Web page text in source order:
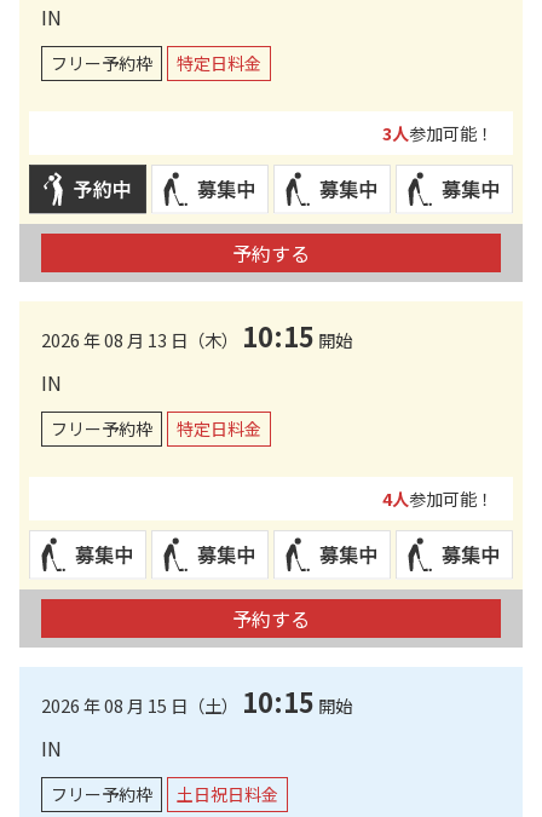
IN
フリー予約枠 特定日料金
3人参加可能！
予約する
2026 年 08 月 13 日（木） 10:15 開始
IN
フリー予約枠 特定日料金
4人参加可能！
予約する
2026 年 08 月 15 日（土） 10:15 開始
IN
フリー予約枠 土日祝日料金